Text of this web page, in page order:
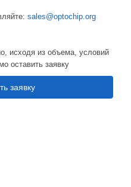
sales@optochip.org
исходя из объема, условий
оставить заявку
заявку